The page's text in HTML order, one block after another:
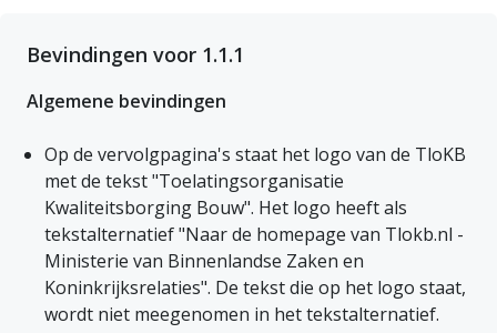
Bevindingen voor 1.1.1
Algemene bevindingen
Op de vervolgpagina's staat het logo van de TloKB
met de tekst "Toelatingsorganisatie
Kwaliteitsborging Bouw". Het logo heeft als
tekstalternatief "Naar de homepage van Tlokb.nl -
Ministerie van Binnenlandse Zaken en
Koninkrijksrelaties". De tekst die op het logo staat,
wordt niet meegenomen in het tekstalternatief.